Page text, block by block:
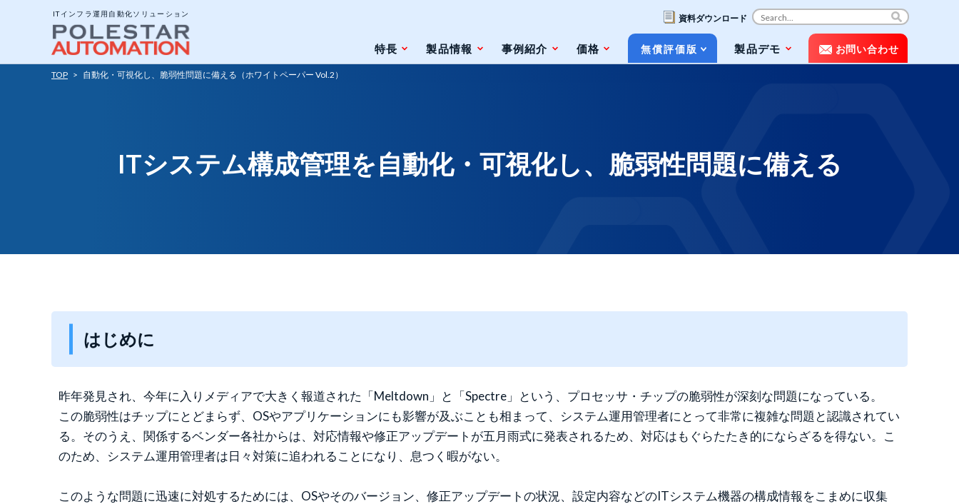
ITインフラ運用自動化ソリューション 資料ダウンロード
コ
特長 製品情報
ジョブについて
ツールとの連携（監視やインシデント管
動画で知るPOLESTAR Automation
事例紹介 価格 無償評価版 製品デモ お問い合わせ
TOP > 自動化・可視化し、脆弱性問題に備える（ホワイトペーパー Vol.2）
ITシステム構成管理を自動化・可視化し、脆弱性問題に備える
はじめに
昨年発見され、今年に入りメディアで大きく報道された「Meltdown」と「Spectre」という、プロセッサ・チップの脆弱性が深刻な問題になっている。
この脆弱性はチップにとどまらず、OSやアプリケーションにも影響が及ぶことも相まって、システム運用管理者にとって非常に複雑な問題と認識されてい
る。そのうえ、関係するベンダー各社からは、対応情報や修正アップデートが五月雨式に発表されるため、対応はもぐらたたき的にならざるを得ない。こ
のため、システム運用管理者は日々対策に追われることになり、息つく暇がない。
このような問題に迅速に対処するためには、OSやそのバージョン、修正アップデートの状況、設定内容などのITシステム機器の構成情報をこまめに収集